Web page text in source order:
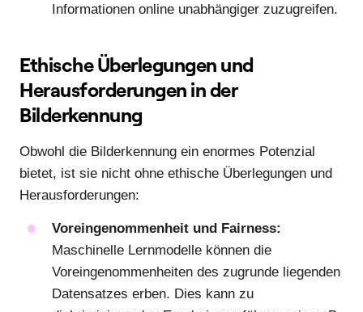
Informationen online unabhängiger zuzugreifen.
Ethische Überlegungen und
Herausforderungen in der
Bilderkennung
Obwohl die Bilderkennung ein enormes Potenzial
bietet, ist sie nicht ohne ethische Überlegungen und
Herausforderungen:
Voreingenommenheit und Fairness:
Maschinelle Lernmodelle können die
Voreingenommenheiten des zugrunde liegenden
Datensatzes erben. Dies kann zu